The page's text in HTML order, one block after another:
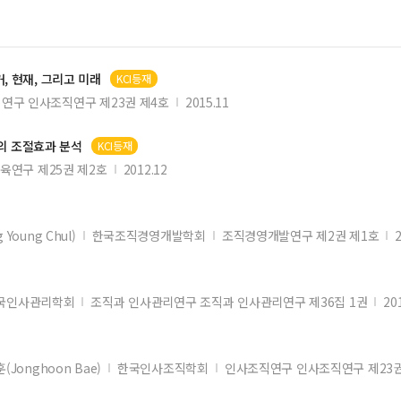
재, 그리고 미래 KCI등재
구 인사조직연구 제23권 제4호 2015.11
조절효과 분석 KCI등재
연구 제25권 제2호 2012.12
Young Chul) 한국조직경영개발학회 조직경영개발연구 제2권 제1호
인사관리학회 조직과 인사관리연구 조직과 인사관리연구 제36집 1권
(Jonghoon Bae) 한국인사조직학회 인사조직연구 인사조직연구 제23